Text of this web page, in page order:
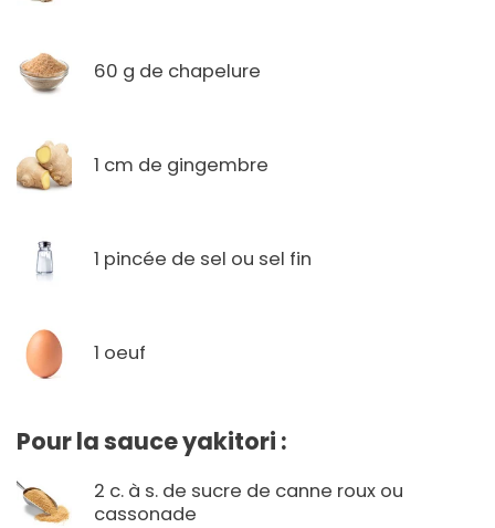
60 g de chapelure
1 cm de gingembre
1 pincée de sel ou sel fin
1 oeuf
Pour la sauce yakitori :
2 c. à s. de sucre de canne roux ou
cassonade